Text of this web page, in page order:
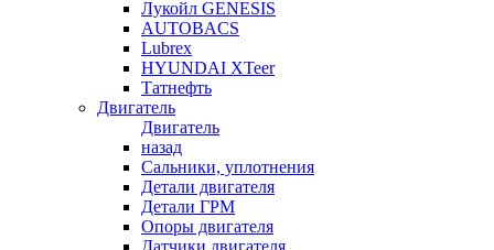
Лукойл GENESIS
AUTOBACS
Lubrex
HYUNDAI XTeer
Татнефть
Двигатель
Двигатель
назад
Сальники, уплотнения
Детали двигателя
Детали ГРМ
Опоры двигателя
Датчики двигателя